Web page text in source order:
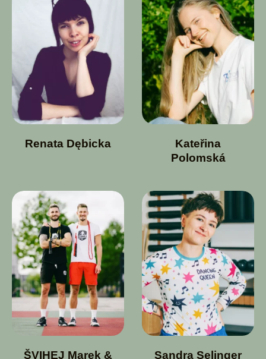
Renata Dębicka
Kateřina
Polomská
ŠVIHEJ Marek & Sandra Selinger